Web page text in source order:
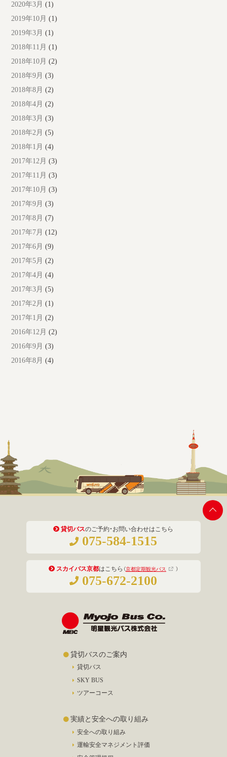
2020年3月 (1)
2019年10月 (1)
2019年3月 (1)
2018年11月 (1)
2018年10月 (2)
2018年9月 (3)
2018年8月 (2)
2018年4月 (2)
2018年3月 (3)
2018年2月 (5)
2018年1月 (4)
2017年12月 (3)
2017年11月 (3)
2017年10月 (3)
2017年9月 (3)
2017年8月 (7)
2017年7月 (12)
2017年6月 (9)
2017年5月 (2)
2017年4月 (4)
2017年3月 (5)
2017年2月 (1)
2017年1月 (2)
2016年12月 (2)
2016年9月 (3)
2016年8月 (4)
貸切バスのご予約・お問い合わせはこちら
075-584-1515
スカイバス京都はこちら （京都定期観光バス ）
075-672-2100
貸切バスのご案内
貸切バス
SKY BUS
ツアーコース
実績と安全への取り組み
安全への取り組み
運輸安全マネジメント評価